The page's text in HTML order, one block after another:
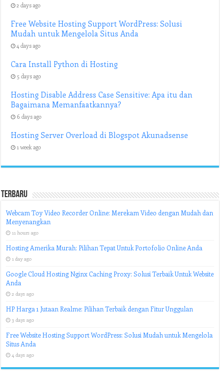
2 days ago
Free Website Hosting Support WordPress: Solusi
Mudah untuk Mengelola Situs Anda
4 days ago
Cara Install Python di Hosting
5 days ago
Hosting Disable Address Case Sensitive: Apa itu dan
Bagaimana Memanfaatkannya?
6 days ago
Hosting Server Overload di Blogspot Akunadsense
1 week ago
Terbaru
Webcam Toy Video Recorder Online: Merekam Video dengan Mudah dan
Menyenangkan
11 hours ago
Hosting Amerika Murah: Pilihan Tepat Untuk Portofolio Online Anda
1 day ago
Google Cloud Hosting Nginx Caching Proxy: Solusi Terbaik Untuk Website
Anda
2 days ago
HP Harga 1 Jutaan Realme: Pilihan Terbaik dengan Fitur Unggulan
3 days ago
Free Website Hosting Support WordPress: Solusi Mudah untuk Mengelola
Situs Anda
4 days ago